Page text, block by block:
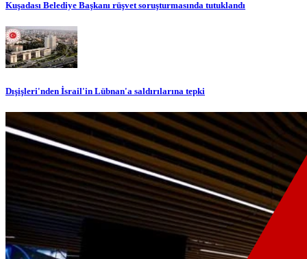
Kuşadası Belediye Başkanı rüşvet soruşturmasında tutuklandı
Dışişleri'nden İsrail'in Lübnan'a saldırılarına tepki